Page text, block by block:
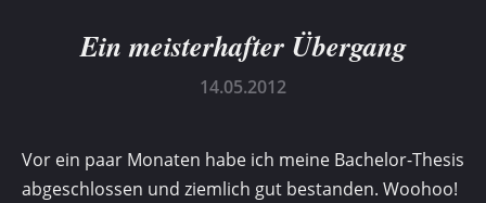
Ein meisterhafter Übergang
14.05.2012
Vor ein paar Monaten habe ich meine Bachelor-Thesis
ab­geschlossen und ziemlich gut be­standen. Woohoo!